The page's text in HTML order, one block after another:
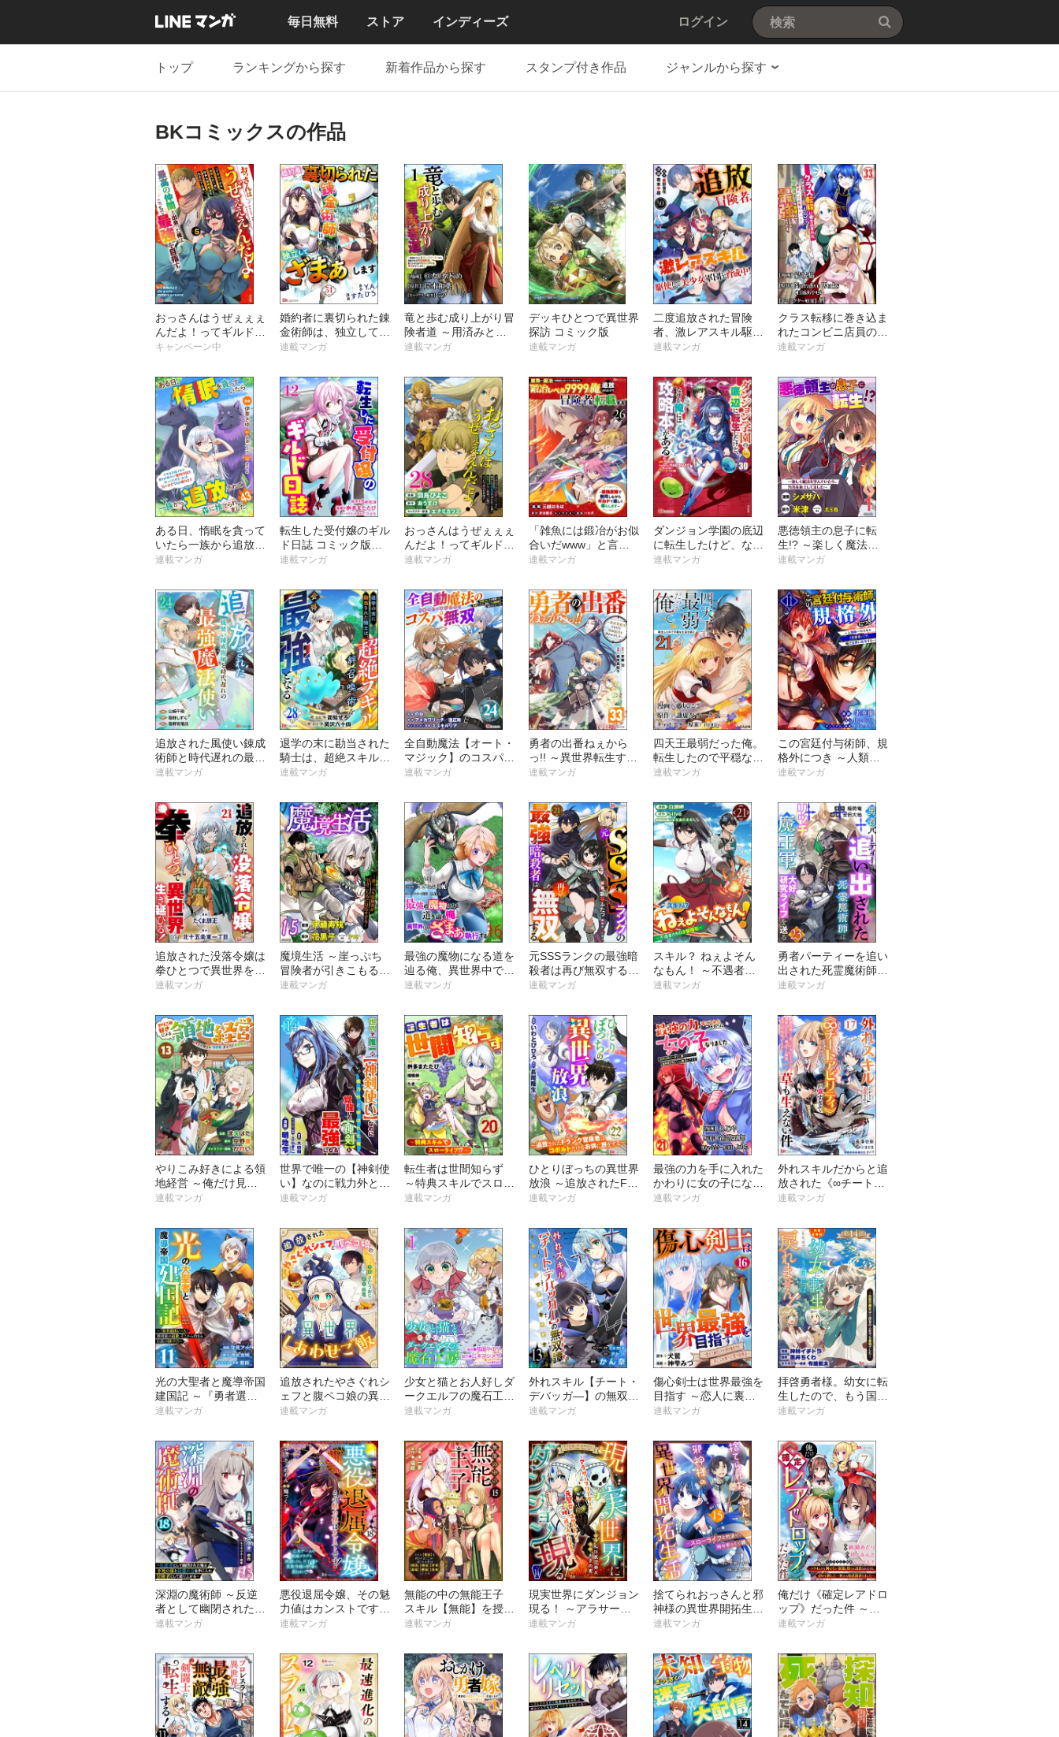
毎日無料 ストア インディーズ ログイン
トップ ランキングから探す 新着作品から探す スタンプ付き作品 ジャンルから探す
BKコミックスの作品
おっさんはうぜぇぇぇ
んだよ！ってギルドか
ら追放したくせに、後
ても遅い。最高の仲間
と出会った俺はこっち
で最強を目指す！ コ
ミック版
キャンペーン中
婚約者に裏切られた錬
金術師は、独立して
『ざまぁ』します コ
連載マンガ
竜と歩む成り上がり冒
険者道 ～用済みとし
てSランクパーティか
師、捨てられた先で最
強の神竜を復活させて
しまう～ コミック版
（分冊版）
連載マンガ
デッキひとつで異世界
探訪 コミック版
連載マンガ
二度追放された冒険
者、激レアスキル駆使
して美少女軍団を育成
冊版）
連載マンガ
クラス転移に巻き込ま
れたコンビニ店員のお
っさん、勇者には必要
を駆使して最強となる
ようです。 コミック
版 （分冊版）
連載マンガ
ある日、惰眠を貪って
いたら一族から追放さ
れて森に捨てられまし
周りが勝手に魔物の国
を作ってたけど、私は
気にせず今日も眠りま
す コミック版（分冊
版）
連載マンガ
転生した受付嬢のギル
ド日誌 コミック版
（分冊版）
連載マンガ
おっさんはうぜぇぇぇ
んだよ！ってギルドか
ら追放したくせに、後
ても遅い。最高の仲間
と出会った俺はこっち
で最強を目指す！ コ
ミック版（分冊版）
連載マンガ
「雑魚には鍛冶がお似
合いだwww」と言わ
れた鍛冶レベル9999
冒険者に転職する ～
最強武器で無双しなが
らギルドで楽しく暮ら
します～ コミック版
（分冊版）
連載マンガ
ダンジョン学園の底辺
に転生したけど、なぜ
か俺には攻略本がある
連載マンガ
悪徳領主の息子に転
生!? ～楽しく魔法を
学んでいたら、汚名を
ミック版（分冊版）
連載マンガ
追放された風使い錬成
術師と時代遅れの最強
魔法使い コミック版
連載マンガ
退学の末に勘当された
騎士は、超絶スキル
「絆召喚術」を会得し
版（分冊版）
連載マンガ
全自動魔法【オート・
マジック】のコスパ無
双 「成長スピードが
が、放置しても経験値
が集まるみたいです
コミック版（分冊版）
連載マンガ
勇者の出番ねぇから
っ!! ～異世界転生する
けど俺は脇役と言われ
（分冊版）
連載マンガ
四天王最弱だった俺。
転生したので平穏な生
活を望む コミック版
連載マンガ
この宮廷付与術師、規
格外につき ～人類唯
一のスキル「言霊使
令する～ コミック版
（分冊版）
連載マンガ
追放された没落令嬢は
拳ひとつで異世界を生
き延びる！ コミック
連載マンガ
魔境生活 ～崖っぷち
冒険者が引きこもるに
は広すぎる～ コミッ
連載マンガ
最強の魔物になる道を
辿る俺、異世界中でざ
まぁを執行する コミ
連載マンガ
元SSSランクの最強暗
殺者は再び無双する
コミック版（分冊版）
連載マンガ
スキル？ ねぇよそん
なもん！ ～不遇者た
ちの才能開花～ コミ
連載マンガ
勇者パーティーを追い
出された死霊魔術師は
リッチになって魔王軍
を送る コミック版
（分冊版）
連載マンガ
やりこみ好きによる領
地経営 ～俺だけ見え
る『開拓度』を上げて
ク版（分冊版）
連載マンガ
世界で唯一の【神剣使
い】なのに戦力外と呼
ばれた俺、覚醒した
コミック版（分冊版）
連載マンガ
転生者は世間知らず
～特典スキルでスロー
ライフ!?～ コミック
連載マンガ
ひとりぼっちの異世界
放浪 ～追放されたFラ
ンク冒険者はコボルト
～ コミック版 （分冊
版）
連載マンガ
最強の力を手に入れた
かわりに女の子になり
ました 女だけのパー
和感がないのは困るん
ですが コミック版
（分冊版）
連載マンガ
外れスキルだからと追
放された《∞チートア
ビリティ》が強すぎて
然助けた第三王女にど
ちゃくそ溺愛される
し、前よりも断然楽し
い生活送ってます～
コミック版（分冊版）
連載マンガ
光の大聖者と魔導帝国
建国記 ～『勇者選抜
レース』勝利後の追
説の国づくり～ コミ
ック版（分冊版）
連載マンガ
追放されたやさぐれシ
ェフと腹ペコ娘の異世
界しあわせご飯 コミ
連載マンガ
少女と猫とお人好しダ
ークエルフの魔石工房
コミック版（分冊版）
連載マンガ
外れスキル【チート・
デバッガ―】の無双譚
～ワンポチで世界を改
（分冊版）
連載マンガ
傷心剣士は世界最強を
目指す ～恋人に裏切
られた男は竜の力を手
る～ コミック版（分
冊版）
連載マンガ
拝啓勇者様。幼女に転
生したので、もう国に
は戻れません！ ～伝
生でも最強でした～
コミック版（分冊版）
連載マンガ
深淵の魔術師 ～反逆
者として幽閉された俺
は不死の体と最強の力
て成り上がる～ コミ
ック版（分冊版）
連載マンガ
悪役退屈令嬢、その魅
力値はカンストです！
～乙女ゲームの破滅フ
子様や貴族令嬢の皆様
に慕われて～ コミッ
ク版 （分冊版）
連載マンガ
無能の中の無能王子
スキル【無能】を授か
りましたが、周りの女
【奸婦】【毒婦】【悪
婦】【妖婦】とかです
コミック版 （分冊
版）
連載マンガ
現実世界にダンジョン
現る！ ～アラサーフ
リーターは元聖女のス
上がります！～ コミ
ック版（分冊版）
連載マンガ
捨てられおっさんと邪
神様の異世界開拓生活
～スローライフと村造
コミック版（分冊版）
連載マンガ
俺だけ《確定レアドロ
ップ》だった件 ～ス
ライムすら倒せない無
けど、初めて倒した一
匹から強武器落ちまし
た～ コミック版（分
冊版）
連載マンガ